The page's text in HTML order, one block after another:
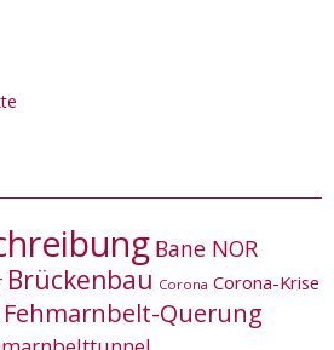
Bane NOR
Brückenbau Corona Corona-Krise
Fehmarnbelt-Querung